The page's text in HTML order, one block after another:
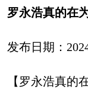
罗永浩真的在
发布日期：
【罗永浩真的